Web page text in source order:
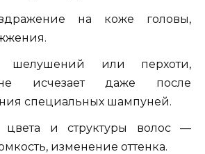
на коже головы,
шелушений или перхоти,
исчезает даже после
специальных шампуней.
цвета и структуры волос —
изменение оттенка.